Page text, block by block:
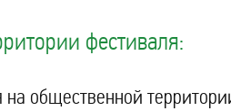
фестиваля:
общественной